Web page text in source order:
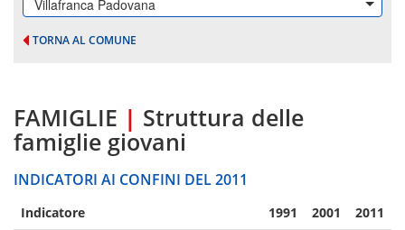
Villafranca Padovana
TORNA AL COMUNE
FAMIGLIE | Struttura delle
famiglie giovani
INDICATORI AI CONFINI DEL 2011
Indicatore 1991 2001 2011